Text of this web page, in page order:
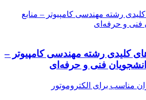
رشته مهندسی کامپیوتر – منابع
فنی و حرفه‌ای
کلیدی رشته مهندسی کامپیوتر –
فنی و حرفه‌ای
مناسب برای الکتروموتور